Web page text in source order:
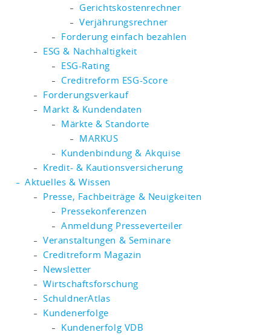
Gerichtskostenrechner
Verjährungsrechner
Forderung einfach bezahlen
ESG & Nachhaltigkeit
ESG-Rating
Creditreform ESG-Score
Forderungsverkauf
Markt & Kundendaten
Märkte & Standorte
MARKUS
Kundenbindung & Akquise
Kredit- & Kautionsversicherung
Aktuelles & Wissen
Presse, Fachbeiträge & Neuigkeiten
Pressekonferenzen
Anmeldung Presseverteiler
Veranstaltungen & Seminare
Creditreform Magazin
Newsletter
Wirtschaftsforschung
SchuldnerAtlas
Kundenerfolge
Kundenerfolg VDB